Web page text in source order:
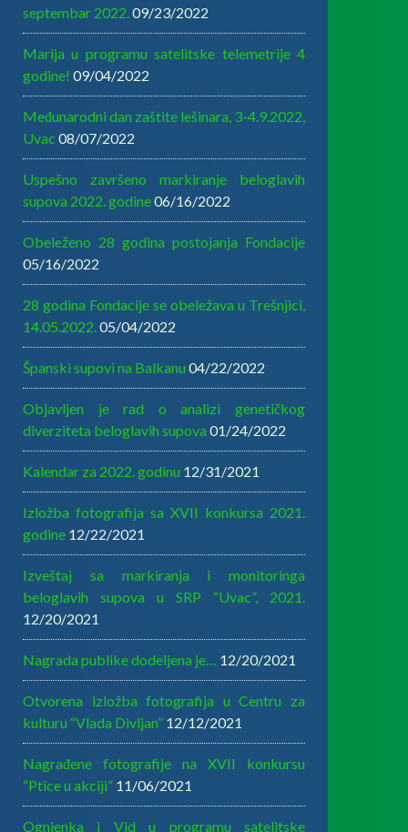
septembar 2022. 09/23/2022
Marija u programu satelitske telemetrije 4
godine! 09/04/2022
Međunarodni dan zaštite lešinara, 3-4.9.2022,
Uvac 08/07/2022
Uspešno završeno markiranje beloglavih
supova 2022. godine06/16/2022
Obeleženo 28 godina postojanja Fondacije
05/16/2022
28 godina Fondacije se obeležava u Trešnjici,
14.05.2022. 05/04/2022
Španski supovi na Balkanu 04/22/2022
Objavljen je rad o analizi genetičkog
diverziteta beloglavih supova 01/24/2022
Kalendar za 2022. godinu 12/31/2021
Izložba fotografija sa XVII konkursa 2021.
godine 12/22/2021
Izveštaj sa markiranja i monitoringa
beloglavih supova u SRP “Uvac”, 2021.
12/20/2021
Nagrada publike dodeljena je… 12/20/2021
Otvorena izložba fotografija u Centru za
kulturu “Vlada Divljan” 12/12/2021
Nagrađene fotografije na XVII konkursu
“Ptice u akciji” 11/06/2021
Ognjenka i Vid u programu satelitske